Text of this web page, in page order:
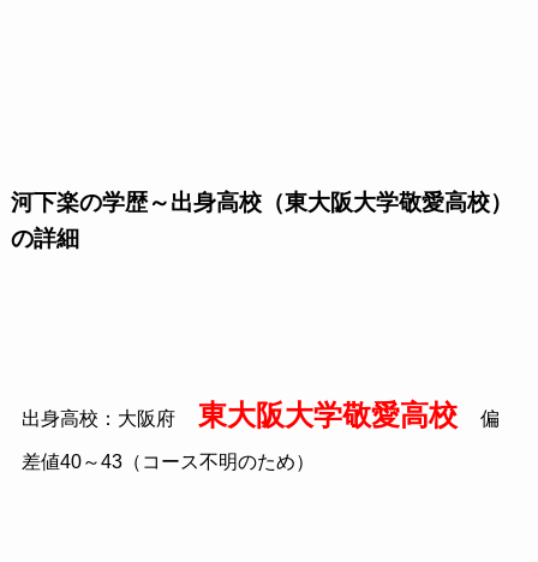
河下楽の学歴～出身高校（東大阪大学敬愛高校）
の詳細
出身高校：大阪府 東大阪大学敬愛高校 偏
差値40～43（コース不明のため）